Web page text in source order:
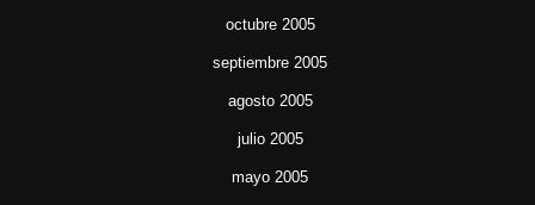
octubre 2005
septiembre 2005
agosto 2005
julio 2005
mayo 2005